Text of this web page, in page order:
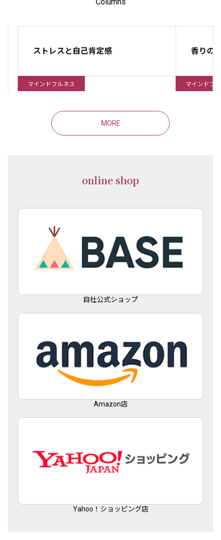
ストレスと自己肯定感
マインドフルネス
香りの
マインドフ
MORE
online shop
自社公式ショップ
Amazon店
Yahoo！ショッピング店